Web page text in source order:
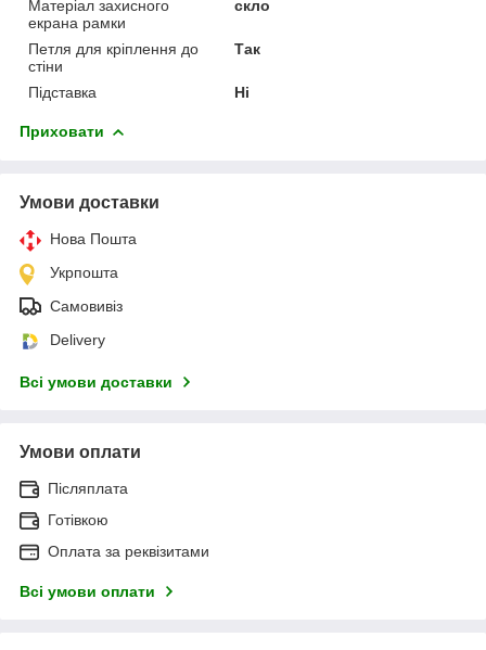
Матеріал захисного
екрана рамки
скло
Петля для кріплення до
стіни
Так
Підставка Ні
Приховати
Умови доставки
Нова Пошта
Укрпошта
Самовивіз
Delivery
Всі умови доставки
Умови оплати
Післяплата
Готівкою
Оплата за реквізитами
Всі умови оплати